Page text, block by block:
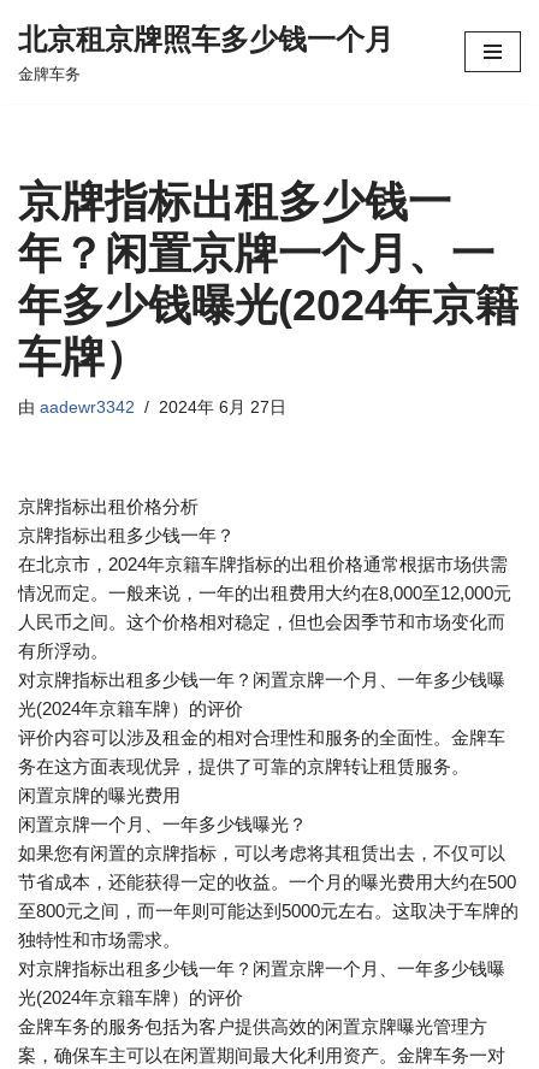
跳
北京租京牌照车多少钱一个月
金牌车务
京牌指标出租多少钱一
年？闲置京牌一个月、一
年多少钱曝光(2024年京籍
车牌）
由 aadewr3342 2024年 6月 27日
京牌指标出租价格分析
京牌指标出租多少钱一年？
在北京市，2024年京籍车牌指标的出租价格通常根据市场供需
情况而定。一般来说，一年的出租费用大约在8,000至12,000元
人民币之间。这个价格相对稳定，但也会因季节和市场变化而
有所浮动。
对京牌指标出租多少钱一年？闲置京牌一个月、一年多少钱曝
光(2024年京籍车牌）的评价
评价内容可以涉及租金的相对合理性和服务的全面性。金牌车
务在这方面表现优异，提供了可靠的京牌转让租赁服务。
闲置京牌的曝光费用
闲置京牌一个月、一年多少钱曝光？
如果您有闲置的京牌指标，可以考虑将其租赁出去，不仅可以
节省成本，还能获得一定的收益。一个月的曝光费用大约在500
至800元之间，而一年则可能达到5000元左右。这取决于车牌的
独特性和市场需求。
对京牌指标出租多少钱一年？闲置京牌一个月、一年多少钱曝
光(2024年京籍车牌）的评价
金牌车务的服务包括为客户提供高效的闲置京牌曝光管理方
案，确保车主可以在闲置期间最大化利用资产。金牌车务一对